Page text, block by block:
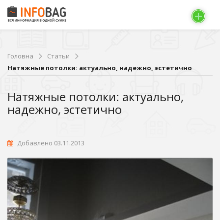
Головна
Статьи
Натяжные потолки: актуально, надежно, эстетично
Натяжные потолки: актуально,
надежно, эстетично
Добавлено 03.11.2013